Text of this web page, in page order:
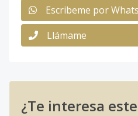
Escribeme por
Llámame
¿Te interesa